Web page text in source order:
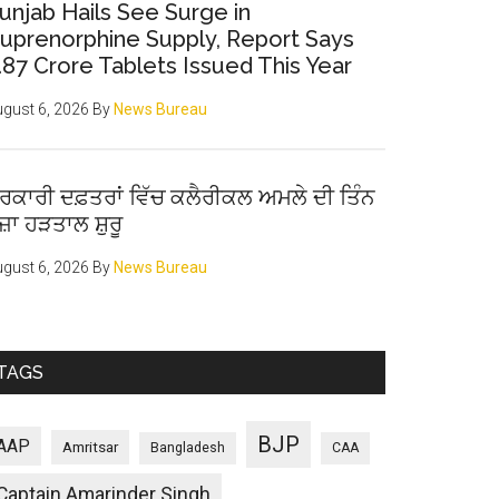
Hails See Surge in
Supply, Report Says
Crore Tablets Issued This Year
6, 2026 By News Bureau
ਦਫ਼ਤਰਾਂ ਵਿੱਚ ਕਲੈਰੀਕਲ ਅਮਲੇ ਦੀ ਤਿੰਨ
ਹੜਤਾਲ ਸ਼ੁਰੂ
6, 2026 By News Bureau
Amritsar Bangladesh BJP CAA
Amarinder Singh